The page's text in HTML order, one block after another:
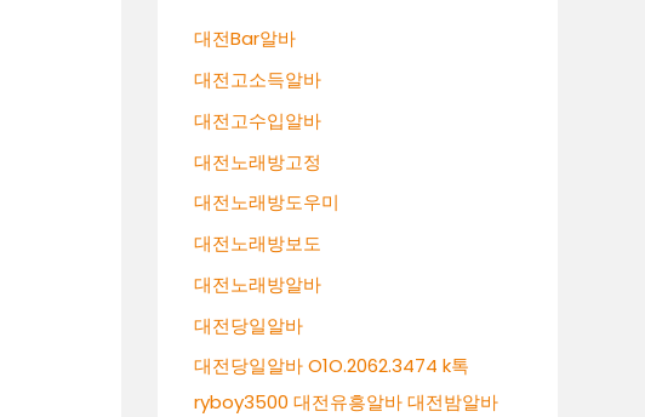
대전Bar알바
대전고소득알바
대전고수입알바
대전노래방고정
대전노래방도우미
대전노래방보도
대전노래방알바
대전당일알바
대전당일알바 O1O.2062.3474 k톡
ryboy3500 대전유흥알바 대전밤알바